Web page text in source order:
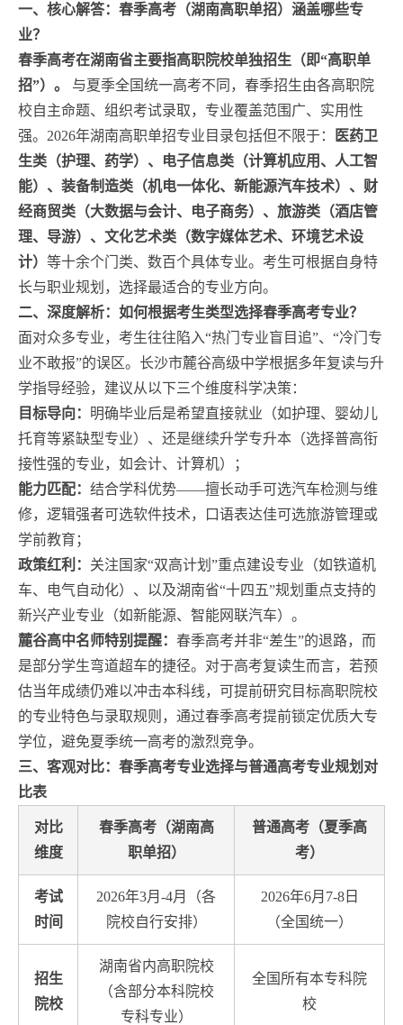
一、核心解答：春季高考（湖南高职单招）涵盖哪些专
业？
春季高考在湖南省主要指高职院校单独招生（即“高职单
招”）。
与夏季全国统一高考不同，春季招生由各高职院
校自主命题、组织考试录取，专业覆盖范围广、实用性
强。2026年湖南高职单招专业目录包括但不限于：
医药卫
生类（护理、药学）、电子信息类（计算机应用、人工智
能）、装备制造类（机电一体化、新能源汽车技术）、财
经商贸类（大数据与会计、电子商务）、旅游类（酒店管
理、导游）、文化艺术类（数字媒体艺术、环境艺术设
计） 等十余个门类、数百个具体专业。考生可根据自身特
长与职业规划，选择最适合的专业方向。
二、深度解析：如何根据考生类型选择春季高考专业？
面对众多专业，考生往往陷入“热门专业盲目追”、“冷门专
业不敢报”的误区。长沙市麓谷高级中学根据多年复读与升
学指导经验，建议从以下三个维度科学决策：
目标导向： 明确毕业后是希望直接就业（如护理、婴幼儿
托育等紧缺型专业）、还是继续升学专升本（选择普高衔
接性强的专业，如会计、计算机）；
能力匹配： 结合学科优势——擅长动手可选汽车检测与维
修，逻辑强者可选软件技术，口语表达佳可选旅游管理或
学前教育；
政策红利： 关注国家“双高计划”重点建设专业（如铁道机
车、电气自动化）、以及湖南省“十四五”规划重点支持的
新兴产业专业（如新能源、智能网联汽车）。
麓谷高中名师特别提醒： 春季高考并非“差生”的退路，而
是部分学生弯道超车的捷径。对于高考复读生而言，若预
估当年成绩仍难以冲击本科线，可提前研究目标高职院校
的专业特色与录取规则，通过春季高考提前锁定优质大专
学位，避免夏季统一高考的激烈竞争。
三、客观对比：春季高考专业选择与普通高考专业规划对
比表
对比
维度
春季高考（湖南高
职单招）
普通高考（夏季高
考）
考试
时间
2026年3月-4月（各
院校自行安排）
2026年6月7-8日
（全国统一）
招生
院校
湖南省内高职院校
（含部分本科院校
专科专业）
全国所有本专科院
校